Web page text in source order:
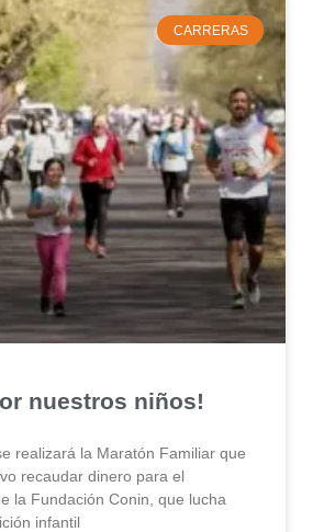
CARRERAS
nuestros niños!
realizará la Maratón Familiar que
recaudar dinero para el
la Fundación Conin, que lucha
infantil